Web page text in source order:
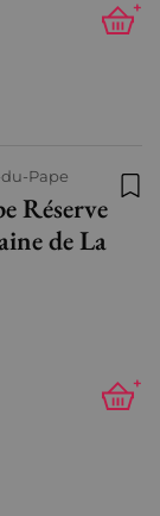
+
Pape
Réserve
de La
+